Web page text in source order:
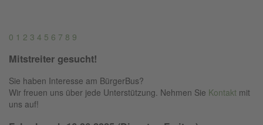
0 1 2 3 4 5 6 7 8 9
Mitstreiter gesucht!
Sie haben Interesse am BürgerBus?
Wir freuen uns über jede Unterstützung. Nehmen Sie Kontakt mit
uns auf!